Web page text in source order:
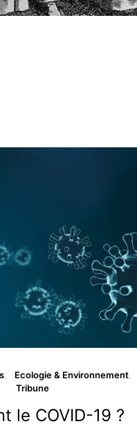
Ecologie & Environnement
Tribune
le COVID-19 ?